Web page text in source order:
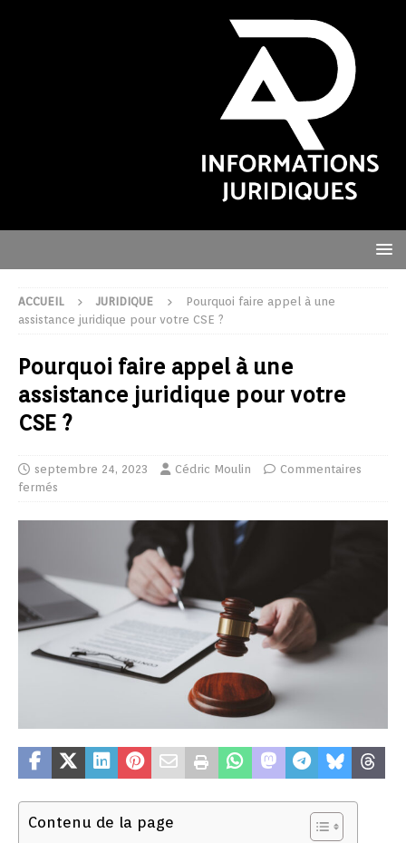
ACCUEIL JURIDIQUE
Pourquoi faire appel à une
assistance juridique pour votre CSE ?
Pourquoi faire appel à une
assistance juridique pour votre
CSE ?
septembre 24, 2023 Cédric Moulin
Commentaires
fermés
Contenu de la page